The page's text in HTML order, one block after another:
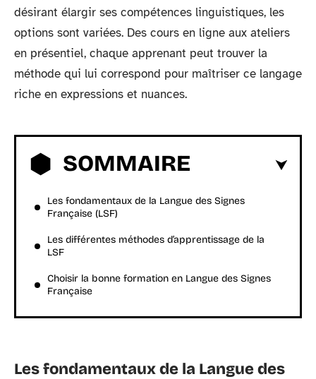
désirant élargir ses compétences linguistiques, les
options sont variées. Des cours en ligne aux ateliers
en présentiel, chaque apprenant peut trouver la
méthode qui lui correspond pour maîtriser ce langage
riche en expressions et nuances.
SOMMAIRE
Les fondamentaux de la Langue des Signes
Française (LSF)
Les différentes méthodes d’apprentissage de la
LSF
Choisir la bonne formation en Langue des Signes
Française
Les fondamentaux de la Langue des